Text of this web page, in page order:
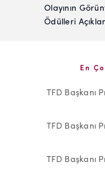
Olayının
Ödülleri
En
TFD Başkanı
TFD Başkanı
TFD Başkanı